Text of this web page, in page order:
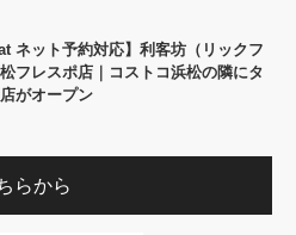
ネット予約対応】利客坊（リックフ
フレスポ店｜コストコ浜松の隣にタ
がオープン
らから